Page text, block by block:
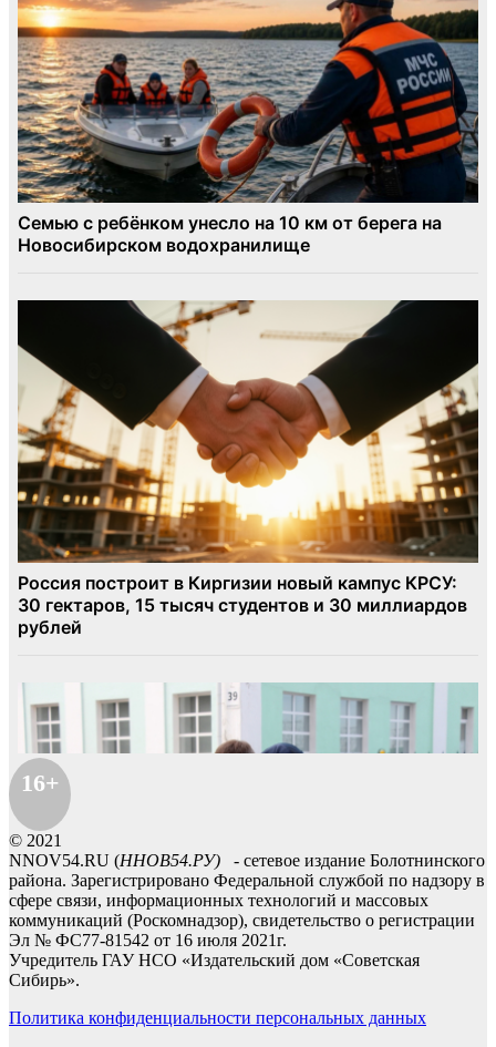
16+
© 2021
NNOV54.RU (ННОВ54.РУ) - сетевое издание Болотнинского
района. Зарегистрировано Федеральной службой по надзору в
сфере связи, информационных технологий и массовых
коммуникаций (Роскомнадзор), свидетельство о регистрации
Эл № ФС77-81542 от 16 июля 2021г.
Учредитель ГАУ НСО «Издательский дом «Советская
Сибирь».
Политика конфиденциальности персональных данных